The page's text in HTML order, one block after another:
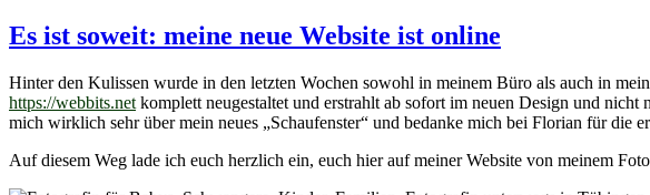
Es ist soweit: meine neue Website ist online
Hinter den Kulissen wurde in den letzten Wochen sowohl in meinem Büro als auch in
https://webbits.net komplett neugestaltet und erstrahlt ab sofort im neuen Design und
mich wirklich sehr über mein neues „Schaufenster“ und bedanke mich bei Florian für die
Auf diesem Weg lade ich euch herzlich ein, euch hier auf meiner Website von meinem